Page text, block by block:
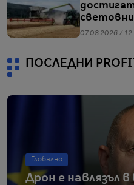
световни
години
07.08.2026 /
ПОСЛЕДНИ PROFIT
Глобално
Дрон е навлязъл